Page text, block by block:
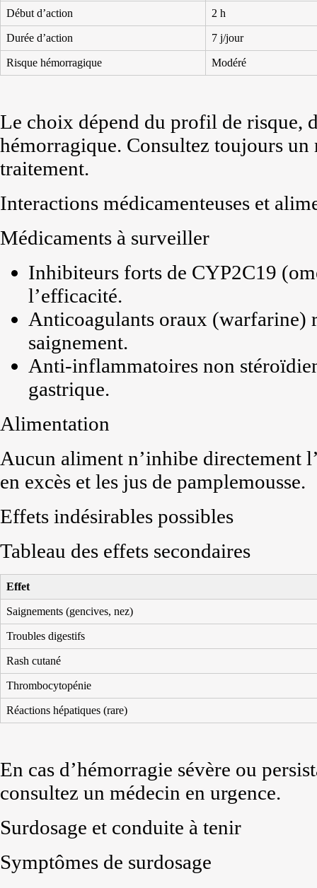
Début d’action 2 h
Durée d’action 7 j/jour
Risque hémorragique Modéré
Le choix dépend du profil de risque,
hémorragique. Consultez toujours
traitement.
Interactions médicamenteuses et
Médicaments à surveiller
Inhibiteurs forts de CYP2C19
l’efficacité.
Anticoagulants oraux (warfarine)
saignement.
Anti-inflammatoires non
gastrique.
Alimentation
Aucun aliment n’inhibe directement
en excès et les jus de pamplemousse.
Effets indésirables possibles
Tableau des effets secondaires
Effet
Saignements (gencives, nez)
Troubles digestifs
Rash cutané
Thrombocytopénie
Réactions hépatiques (rare)
En cas d’hémorragie sévère ou
consultez un médecin en urgence.
Surdosage et conduite à tenir
Symptômes de surdosage